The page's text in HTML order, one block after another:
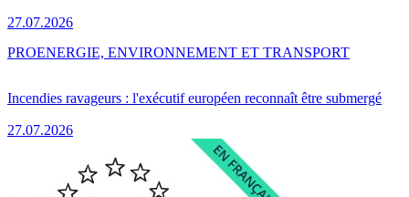
27.07.2026
Incendies ravageurs : l'exécutif européen reconnaît être submergé
27.07.2026
PROENERGIE, ENVIRONNEMENT ET TRANSPORT